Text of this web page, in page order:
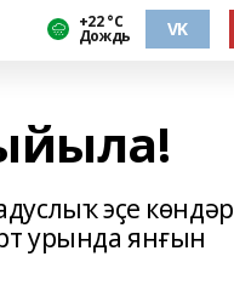
+22 °С
Дождь VK
эҫе көндәр
урында янғын